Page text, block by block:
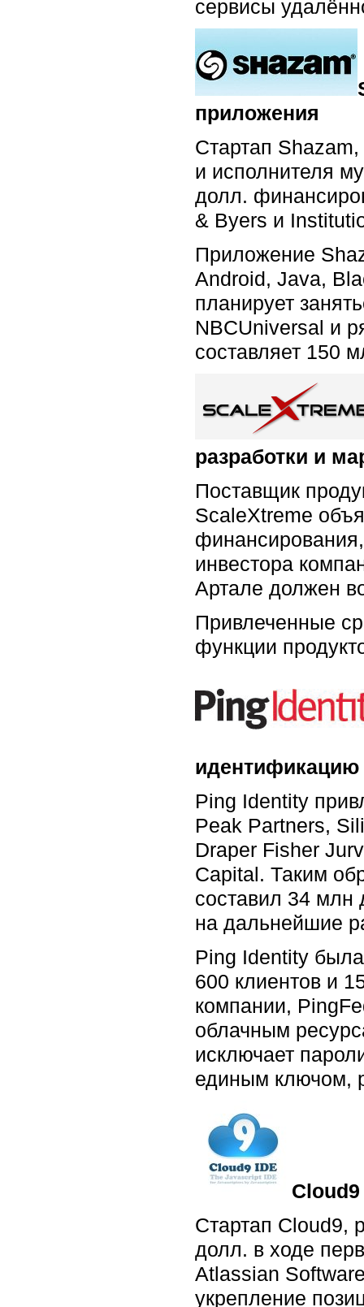
сервисы
приложения
Стартап
и исполнителя
долл.
& Byers и
Приложение
Android, Java,
планирует
NBCUniversal и
составляет 150
разработки и
Поставщик
ScaleXtreme
инвестора
Артале должен
Привлеченные
функции
идентификацию
Ping Identity
Peak Partners,
Draper Fisher
Capital. Таким
составил 34 млн
на дальнейшие
Ping Identity
600 клиентов и
компании,
облачным
исключает
единым ключом,
Стартап Cloud9,
долл. в ходе
Atlassian
укрепление